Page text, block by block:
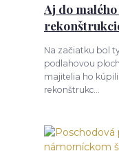
Aj do
Na začiatku bol
podlahovou
majitelia ho
rekonštrukc...